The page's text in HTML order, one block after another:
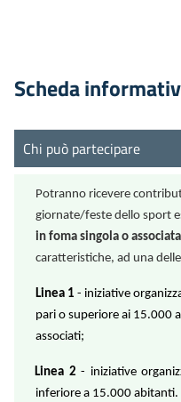
Scheda
Chi può partecipare
Potranno ricevere
giornate/feste dello sport
in foma singola o associata
caratteristiche, ad una
Linea 1 - iniziative
pari o superiore ai 15.000
associati;
Linea 2 - iniziative
inferiore a 15.000 abitanti.